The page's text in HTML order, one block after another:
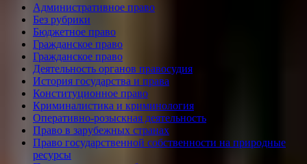
Административное право
Без рубрики
Бюджетное право
Гражданское право
Гражданское право
Деятельность органов правосудия
История государства и права
Конституционное право
Криминалистика и криминология
Оперативно-розыскная деятельность
Право в зарубежных странах
Право государственной собственности на природные
ресурсы